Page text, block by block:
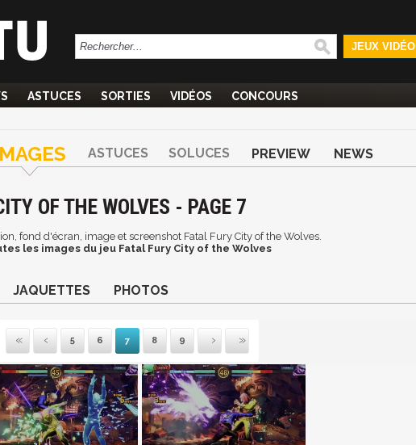
JEUX VIDÉO
ASTUCES SORTIES VIDÉOS CONCOURS
ASTUCES SOLUCES PREVIEW NEWS
OF THE WOLVES - PAGE 7
fond d'écran, image et screenshot Fatal Fury City of the Wolves.
les images du jeu Fatal Fury City of the Wolves
JAQUETTES PHOTOS
Première
Précédente
5 6 7 8 9
Suivante
Dernière